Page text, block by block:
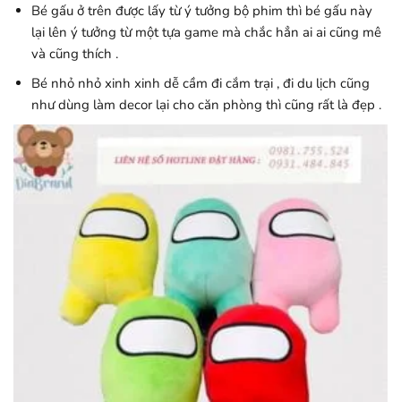
Bé gấu ở trên được lấy từ ý tưởng bộ phim thì bé gấu này
lại lên ý tưởng từ một tựa game mà chắc hẳn ai ai cũng mê
và cũng thích .
Bé nhỏ nhỏ xinh xinh dễ cầm đi cắm trại , đi du lịch cũng
như dùng làm decor lại cho căn phòng thì cũng rất là đẹp .